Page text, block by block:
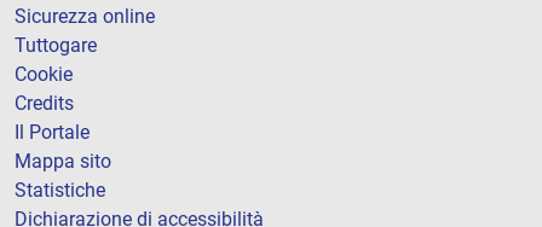
Sicurezza online
Tuttogare
Cookie
Credits
Il Portale
Mappa sito
Statistiche
Dichiarazione di accessibilità